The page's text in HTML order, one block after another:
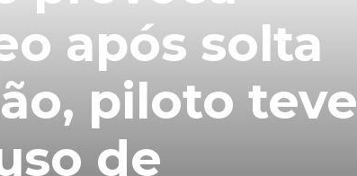
após solta
piloto teve
de